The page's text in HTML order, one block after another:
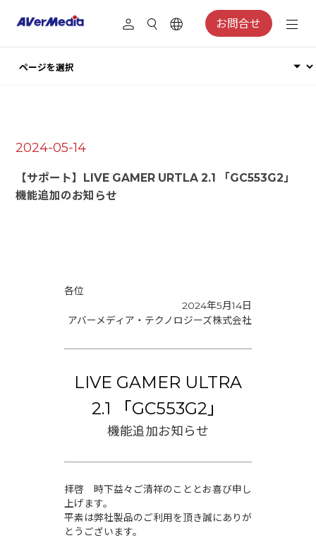
お問合せ
2024-05-14
【サポート】LIVE GAMER URTLA 2.1 「GC553G2」
機能追加のお知らせ
各位
2024年5月14日
アバーメディア・テクノロジーズ株式会社
LIVE GAMER ULTRA
2.1 「GC553G2」
機能追加お知らせ
拝啓 時下益々ご清祥のこととお喜び申し
上げます。
平素は弊社製品のご利用を頂き誠にありが
とうございます。